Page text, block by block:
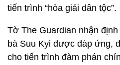
tiến trình “hòa giải dân tộc”.
Tờ The Guardian nhận
bà Suu Kyi được đáp ứng,
cho tiến trình đàm phán